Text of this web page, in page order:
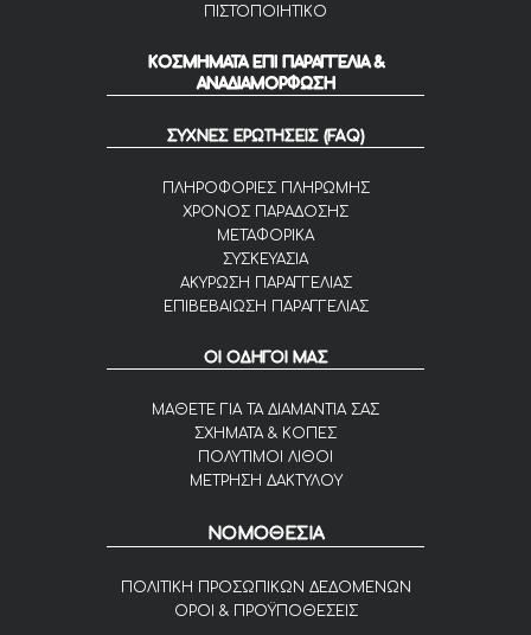
ΠΙΣΤΟΠΟΙΗΤΙΚΟ
ΚΟΣΜΗΜΑΤΑ ΕΠΙ ΠΑΡΑΓΓΕΛΙΑ &
ΑΝΑΔΙΑΜΟΡΦΩΣΗ
ΣΥΧΝΕΣ ΕΡΩΤΗΣΕΙΣ (FAQ)
ΠΛΗΡΟΦΟΡΙΕΣ ΠΛΗΡΩΜΗΣ
ΧΡΟΝΟΣ ΠΑΡΑΔΟΣΗΣ
ΜΕΤΑΦΟΡΙΚΑ
ΣΥΣΚΕΥΑΣΙΑ
ΑΚΥΡΩΣΗ ΠΑΡΑΓΓΕΛΙΑΣ
ΕΠΙΒΕΒΑΙΩΣΗ ΠΑΡΑΓΓΕΛΙΑΣ
ΟΙ ΟΔΗΓΟΙ ΜΑΣ
ΜΑΘΕΤΕ ΓΙΑ ΤΑ ΔΙΑΜΑΝΤΙΑ ΣΑΣ
ΣΧΗΜΑΤΑ & ΚΟΠΕΣ
ΠΟΛΥΤΙΜΟΙ ΛΙΘΟΙ
ΜΕΤΡΗΣΗ ΔΑΚΤΥΛΟΥ
ΝΟΜΟΘΕΣΙΑ
ΠΟΛΙΤΙΚΗ ΠΡΟΣΩΠΙΚΩΝ ΔΕΔΟΜΕΝΩΝ
ΟΡΟΙ & ΠΡΟΫΠΟΘΕΣΕΙΣ